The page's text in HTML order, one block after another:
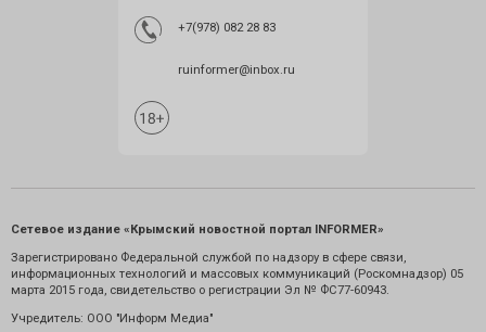
+7(978) 082 28 83
ruinformer@inbox.ru
Сетевое издание «Крымский новостной портал INFORMER»
Зарегистрировано Федеральной службой по надзору в сфере связи,
информационных технологий и массовых коммуникаций (Роскомнадзор) 05
марта 2015 года, свидетельство о регистрации Эл № ФС77-60943.
Учредитель: ООО "Информ Медиа"